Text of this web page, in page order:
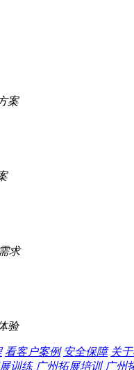
案
求
验
看客户案例 安全保障 关
训练 广州拓展培训 广州